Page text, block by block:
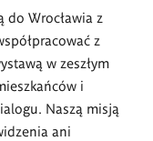
do Wrocławia z
z
w zeszłym
ów i
Naszą misją
ani